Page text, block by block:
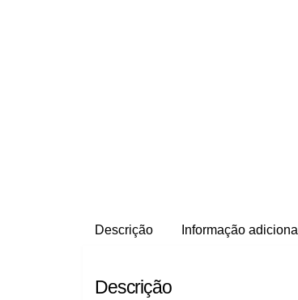
Descrição
Informação adicional
Descrição